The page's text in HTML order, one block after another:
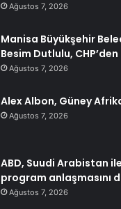
Ağustos 7, 2026
Manisa Büyükşehir
Besim Dutlulu,
Ağustos 7, 2026
Alex Albon, Güney
Ağustos 7, 2026
ABD, Suudi Arabistan
program anlaşmasını
Ağustos 7, 2026